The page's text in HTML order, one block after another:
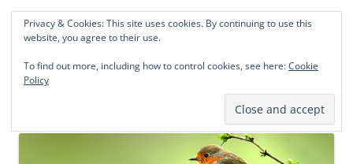
Norddeutsche Genealogien
Michael Kohlhaas und Jens Kirchhoff
springen
Privacy & Cookies: This site uses cookies. By continuing to use this
website, you agree to their use.
To find out more, including how to control cookies, see here:Cookie
Policy